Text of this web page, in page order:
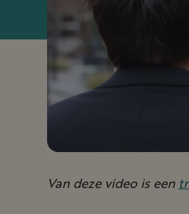
Van deze video is een